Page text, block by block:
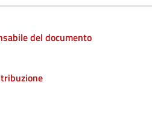
del documento